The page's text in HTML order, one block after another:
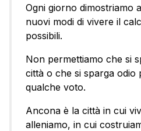
Ogni giorno dimostriamo
nuovi modi di vivere il
possibili.
Non permettiamo che si
città o che si sparga odio
qualche voto.
Ancona è la città in cui
alleniamo, in cui